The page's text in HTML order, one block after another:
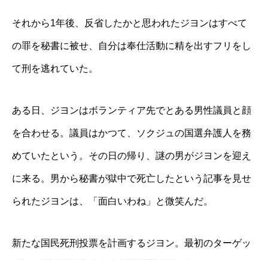
それから1年後、反省したかと思われたジヨンはすべて
の罪を秘書に被せ、自分は奉仕活動に精を出すフリをし
て刑を逃れていた。
ある日、ジヨンはボランティア先でとある男性議員と顔
を合わせる。議員はかつて、ソクジュの国選弁護人を務
めていたという。その日の帰り、謎の男がジヨンを迎え
に来る。男から秘書が獄中で死亡したという記事を見せ
られたジヨンは、「面白いわね」と微笑んだ。
新たな国民死刑投票を計画するジヨン。最初のターゲッ